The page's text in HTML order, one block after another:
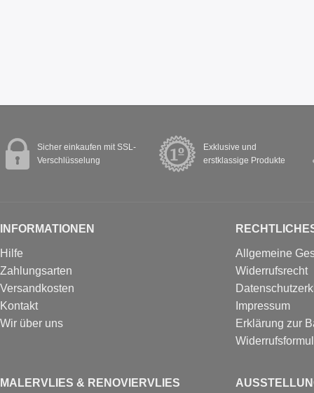
Sicher einkaufen mit SSL-
Verschlüsselung
Exklusive und
erstklassige Produkte
INFORMATIONEN
Hilfe
Zahlungsarten
Versandkosten
Kontakt
Wir über uns
Allgemeine
Widerrufsrecht
Impressum
Erklärung zur
MALERVLIES & RENOVIERVLIES